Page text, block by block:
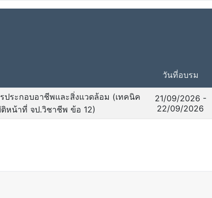
วันที่อบรม
ประกอบอาชีพและสิ่งแวดล้อม (เทคนิค
หน้าที่ จป.วิชาชีพ ข้อ 12)
21/09/2026 -
22/09/2026